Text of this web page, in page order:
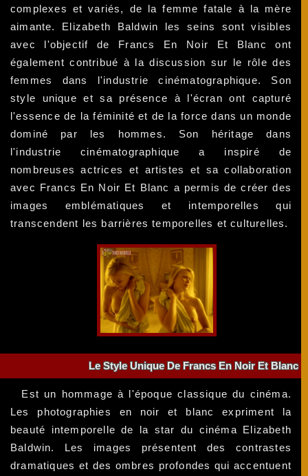
complexes et variés, de la femme fatale à la mère
aimante. Elizabeth Baldwin les seins sont visibles
avec l'objectif de Francs En Noir Et Blanc ont
également contribué à la discussion sur le rôle des
femmes dans l'industrie cinématographique. Son
style unique et sa présence à l'écran ont capturé
l'essence de la féminité et de la force dans un monde
dominé par les hommes. Son héritage dans
l'industrie cinématographique a inspiré de
nombreuses actrices et artistes et sa collaboration
avec Francs En Noir Et Blanc a permis de créer des
images emblématiques et intemporelles qui
transcendent les barrières temporelles et culturelles.
Le Style Unique De Francs En Noir Et Blanc
Est un hommage à l'époque classique du cinéma.
Les photographies en noir et blanc expriment la
beauté intemporelle de la star du cinéma Elizabeth
Baldwin. Les images présentent des contrastes
dramatiques et des ombres profondes qui accentuent